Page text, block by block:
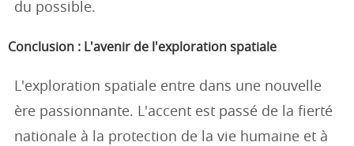
du possible.
Conclusion : L'avenir de l'exploration spatiale
L'exploration spatiale entre dans une nouvelle
ère passionnante. L'accent est passé de la fierté
nationale à la protection de la vie humaine et à